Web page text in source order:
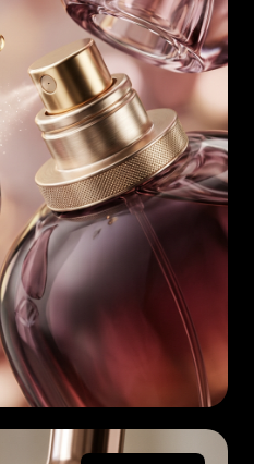
English